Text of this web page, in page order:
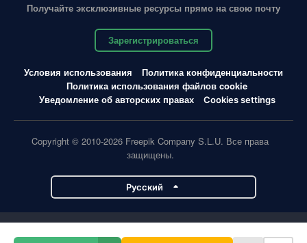
Получайте эксклюзивные ресурсы прямо на свою почту
Зарегистрироваться
Условия использования
Политика конфиденциальности
Политика использования файлов cookie
Уведомление об авторских правах
Cookies settings
Copyright © 2010-2026 Freepik Company S.L.U. Все права
защищены.
Pусский